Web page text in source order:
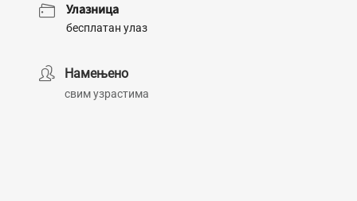
Улазница
бесплатан улаз
Намењено
свим узрастима